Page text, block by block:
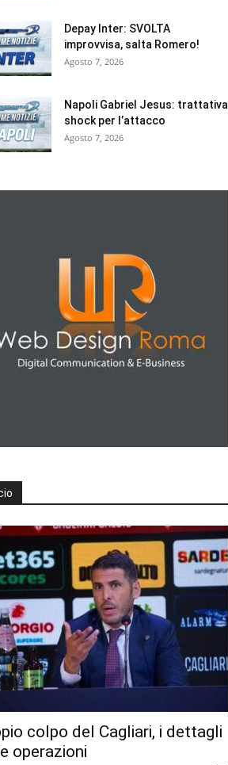
Depay Inter: SVOLTA
improvvisa, salta Romero!
Agosto 7, 2026
Napoli Gabriel Jesus: trattativa
shock per l’attacco
Agosto 7, 2026
colpo del Cagliari, i dettagli
operazioni